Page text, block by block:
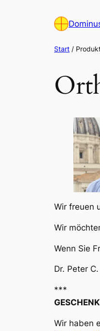
Start /
Wir freuen
Wir
Wenn Sie
Dr. Peter
***
GESCHENK
Wir haben